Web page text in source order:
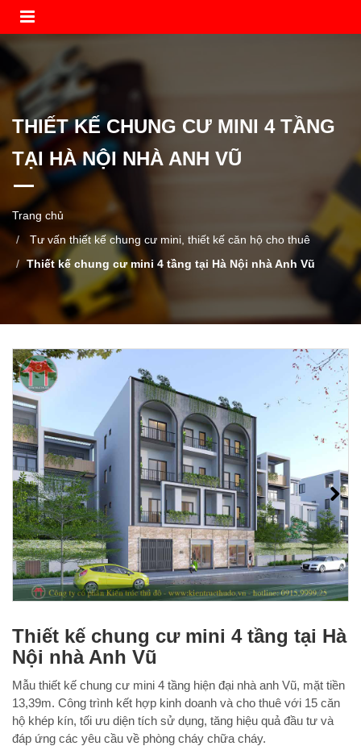
THIẾT KẾ CHUNG CƯ MINI 4 TẦNG
TẠI HÀ NỘI NHÀ ANH VŨ
Trang chủ
Tư vấn thiết kế chung cư mini, thiết kế căn hộ cho thuê
Thiết kế chung cư mini 4 tầng tại Hà Nội nhà Anh Vũ
Next
Thiết kế chung cư mini 4 tầng tại Hà
Nội nhà Anh Vũ
Mẫu thiết kế chung cư mini 4 tầng hiện đại nhà anh Vũ, mặt tiền
13,39m. Công trình kết hợp kinh doanh và cho thuê với 15 căn
hộ khép kín, tối ưu diện tích sử dụng, tăng hiệu quả đầu tư và
đáp ứng các yêu cầu về phòng cháy chữa cháy.